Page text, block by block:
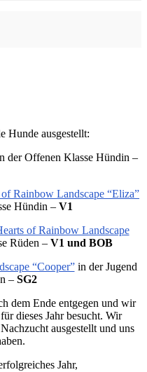
Hunde ausgestellt:
der Offenen Klasse Hündin –
Rainbow Landscape “Eliza”
Hündin – V1
of Rainbow Landscape
Rüden – V1 und BOB
“Cooper”in der Jugend
– SG2
dem Ende entgegen und wir
dieses Jahr besucht. Wir
ausgestellt und uns
Jahr,